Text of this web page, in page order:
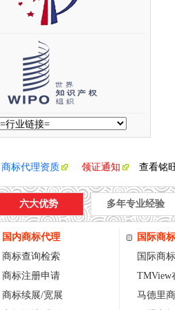
商标代理资质 领证通知 查看铭
六大优势 多年专业经验
国内商标代理
商标查询检索
商标注册申请
商标续展/宽展
国际商
国际商
TMView
马德里